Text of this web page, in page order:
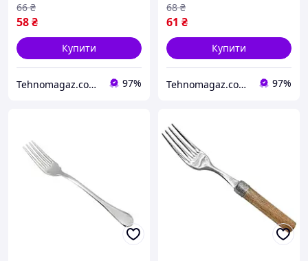
58₴
66 ₴
Купити
Tehnomagaz.com.ua - це передовий інтернет-магазин, спеціалізуючийся на продажу техніки 97%
61 ₴
68 ₴
Купити
Tehnomagaz.com.ua - це передовий інтернет-магазин, спеціалізуючийся на продажу техніки 97%